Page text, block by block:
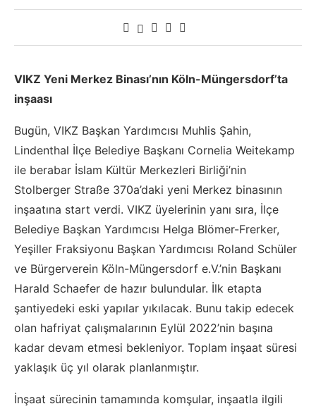
VIKZ Yeni Merkez Binası’nın Köln-Müngersdorf’ta
inşaası
Bugün, VIKZ Başkan Yardımcısı Muhlis Şahin,
Lindenthal İlçe Belediye Başkanı Cornelia Weitekamp
ile berabar İslam Kültür Merkezleri Birliği’nin
Stolberger Straße 370a’daki yeni Merkez binasının
inşaatına start verdi. VIKZ üyelerinin yanı sıra, İlçe
Belediye Başkan Yardımcısı Helga Blömer-Frerker,
Yeşiller Fraksiyonu Başkan Yardımcısı Roland Schüler
ve Bürgerverein Köln-Müngersdorf e.V.’nin Başkanı
Harald Schaefer de hazır bulundular. İlk etapta
şantiyedeki eski yapılar yıkılacak. Bunu takip edecek
olan hafriyat çalışmalarının Eylül 2022’nin başına
kadar devam etmesi bekleniyor. Toplam inşaat süresi
yaklaşık üç yıl olarak planlanmıştır.
İnşaat sürecinin tamamında komşular, inşaatla ilgili